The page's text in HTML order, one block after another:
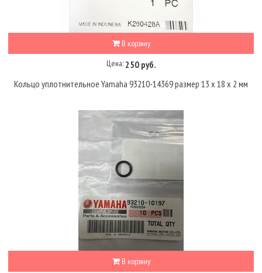
В корзину
Цена: 250 руб.
Кольцо уплотнительное Yamaha 93210-14369 размер 13 x 18 x 2 мм
В корзину